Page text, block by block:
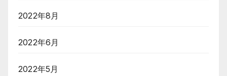
2022年8月
2022年6月
2022年5月